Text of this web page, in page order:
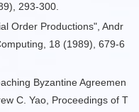
293-300.
Order Productions", Andr
18 (1989), 679-6
Byzantine Agreemen
C. Yao, Proceedings of T